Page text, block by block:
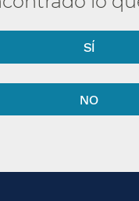
SÍ​​
NO​​